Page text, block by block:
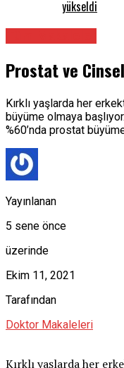
yükseldi
Prostat ve
Kırklı yaşlarda her
büyüme olmaya
%60’nda prostat
Yayınlanan
5 sene önce
üzerinde
Ekim 11, 2021
Tarafından
Doktor Makaleleri
Kırklı yaşlarda her